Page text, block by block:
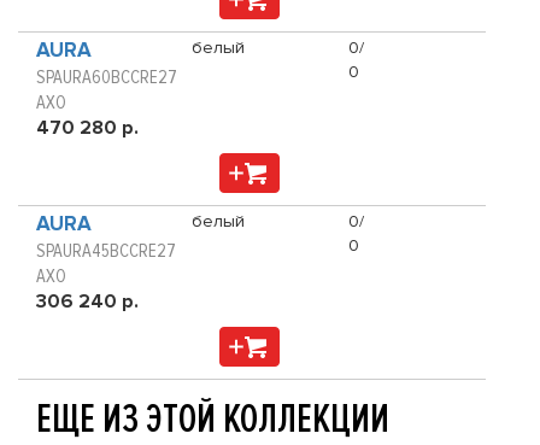
AURA
SPAURA60BCCRE27
AXO
470 280 р.
белый
0/
0
AURA
SPAURA45BCCRE27
AXO
306 240 р.
белый
0/
0
ЕЩЕ ИЗ ЭТОЙ КОЛЛЕКЦИИ